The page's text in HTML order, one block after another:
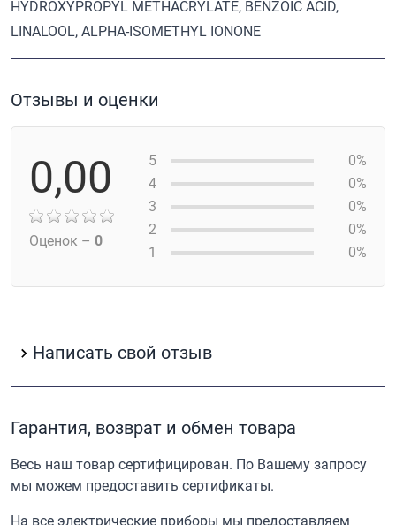
HYDROXYPROPYL METHACRYLATE, BENZOIC ACID,
LINALOOL, ALPHA-ISOMETHYL IONONE
Отзывы и оценки
0,00
Оценок – 0
5
0%
4
0%
3
0%
2
0%
1
0%
Написать свой отзыв
Гарантия, возврат и обмен товара
Весь наш товар сертифицирован. По Вашему запросу
мы можем предоставить сертификаты.
На все электрические приборы мы предоставляем